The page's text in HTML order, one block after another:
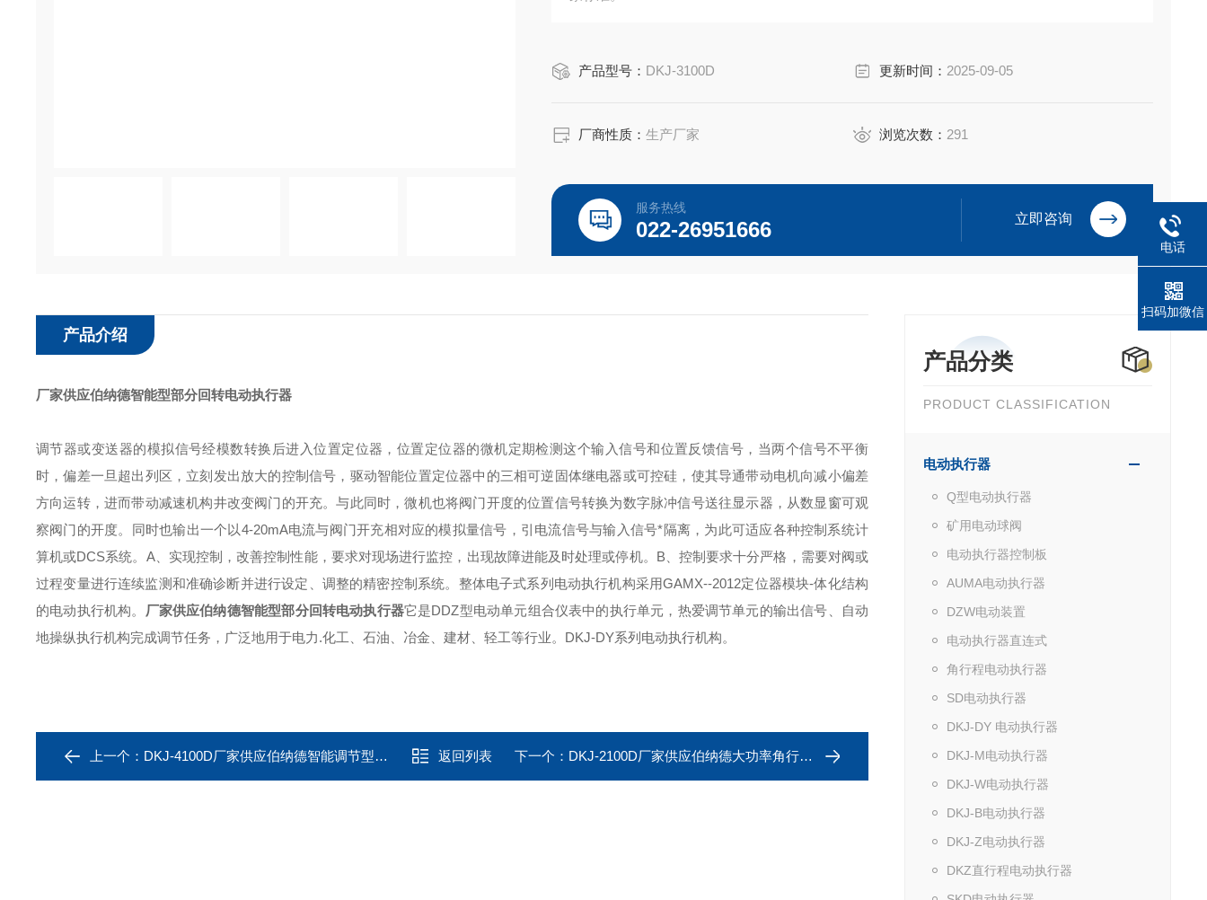
产品型号： DKJ-3100D 更新时间： 2025-09-05
厂商性质：生产厂家 浏览次数： 291
服务热线
022-26951666 立即咨询
产品分类
PRODUCT CLASSIFICATION
电动执行器
Q型电动执行器
矿用电动球阀
电动执行器控制板
AUMA电动执行器
DZW电动装置
电动执行器直连式
角行程电动执行器
SD电动执行器
DKJ-DY 电动执行器
DKJ-M电动执行器
DKJ-W电动执行器
DKJ-B电动执行器
DKJ-Z电动执行器
DKZ直行程电动执行器
产品介绍
厂家供应伯纳德智能型部分回转电动执行器
调节器或变送器的模拟信号经模数转换后进入位置定位器，位置定位器的微机定期检测这个输入信号和位置反馈信号，当两个信号不平衡
时，偏差一旦超出列区，立刻发出放大的控制信号，驱动智能位置定位器中的三相可逆固体继电器或可控硅，使其导通带动电机向减小偏差
方向运转，进而带动减速机构井改变阀门的开充。与此同时，微机也将阀门开度的位置信号转换为数字脉冲信号送往显示器，从数显窗可观
察阀门的开度。同时也输出一个以4-20mA电流与阀门开充相对应的模拟量信号，引电流信号与输入信号*隔离，为此可适应各种控制系统计
算机或DCS系统。A、实现控制，改善控制性能，要求对现场进行监控，出现故障进能及时处理或停机。B、控制要求十分严格，需要对阀或
过程变量进行连续监测和准确诊断并进行设定、调整的精密控制系统。整体电子式系列电动执行机构采用GAMX--2012定位器模块-体化结构
的电动执行机构。 厂家供应伯纳德智能型部分回转电动执行器它是DDZ型电动单元组合仪表中的执行单元，热爱调节单元的输出信号、自动
地操纵执行机构完成调节任务，广泛地用于电力.化工、石油、冶金、建材、轻工等行业。DKJ-DY系列电动执行机构。
上一个： DKJ-4100D厂家供应伯纳德智能调节型电动执行器 返回列表 下一个： DKJ-2100D厂家供应伯纳德大功率角行程电动执行器
电话
扫码加微信